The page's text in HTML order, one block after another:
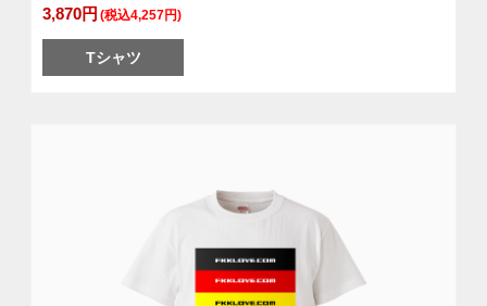
3,870円 (税込4,257円)
Tシャツ